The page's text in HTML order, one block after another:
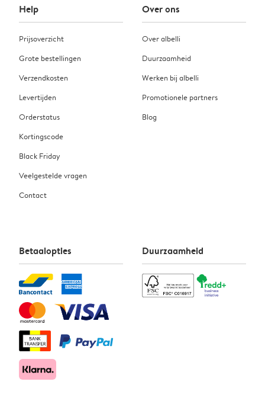
Help
Prijsoverzicht
Grote bestellingen
Verzendkosten
Levertijden
Orderstatus
Kortingscode
Black Friday
Veelgestelde vragen
Contact
Over ons
Over albelli
Duurzaamheid
Werken bij albelli
Promotionele partners
Blog
Betaalopties Duurzaamheid